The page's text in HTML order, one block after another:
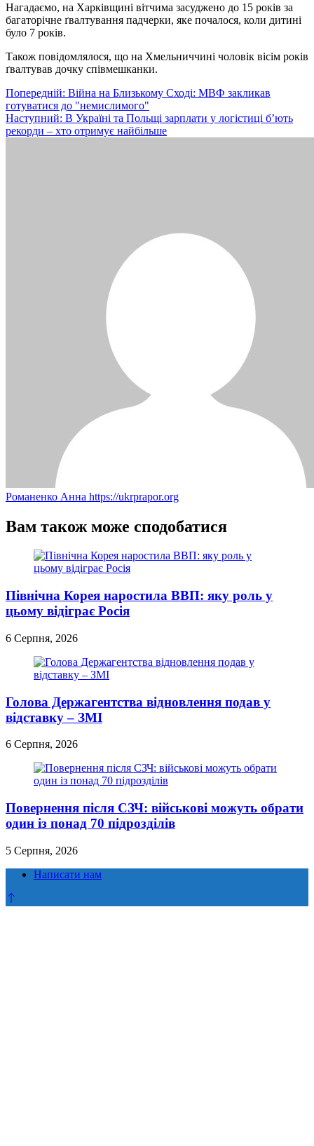
Нагадаємо, на Харківщині вітчима засуджено до 15 років за
багаторічне ґвалтування падчерки, яке почалося, коли дитині
було 7 років.
Також повідомлялося, що на Хмельниччині чоловік вісім років
ґвалтував дочку співмешканки.
Навігація
записів
Попередній: Війна на Близькому Сході: МВФ закликав
готуватися до "немислимого"
Наступний: В Україні та Польщі зарплати у логістиці б’ють
рекорди – хто отримує найбільше
Романенко Анна https://ukrprapor.org
Вам також може сподобатися
Північна Корея наростила ВВП: яку роль у
цьому відіграє Росія
6 Серпня, 2026
Голова Держагентства відновлення подав у
відставку – ЗМІ
6 Серпня, 2026
Повернення після СЗЧ: військові можуть обрати
один із понад 70 підрозділів
5 Серпня, 2026
Написати нам
Прокрутка
до